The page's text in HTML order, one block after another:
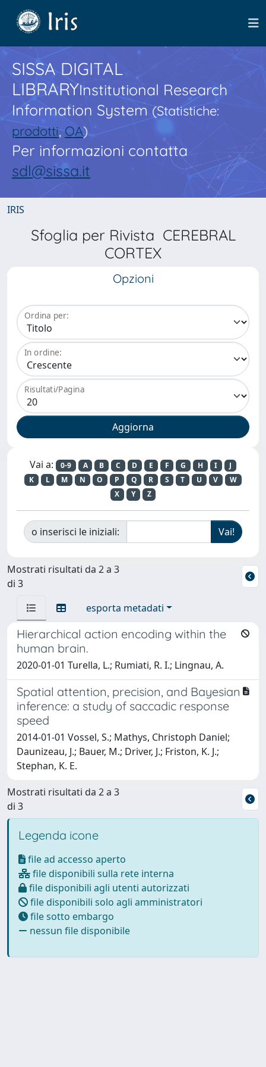
SISSA DIGITAL
LIBRARYInstitutional Research
Information System(Statistiche:
prodotti,OA)
Per informazioni contatta
sdl@sissa.it
IRIS
Sfoglia per Rivista CEREBRAL
CORTEX
Opzioni
Ordina per:
In ordine:
Risultati/Pagina
Vai a: 0-9 A B C D E F G H I
J
K
L M N O P Q R S T U V
W
X
Y Z
o inserisci le iniziali:
Mostrati risultati da 2 a 3
di 3
esporta metadati
Hierarchical action encoding within the
human brain.
2020-01-01 Turella, L.; Rumiati, R. I.; Lingnau, A.
Spatial attention, precision, and Bayesian
inference: a study of saccadic response
speed
2014-01-01 Vossel, S.; Mathys, Christoph Daniel;
Daunizeau, J.; Bauer, M.; Driver, J.; Friston, K. J.;
Stephan, K. E.
Mostrati risultati da 2 a 3
di 3
Legenda icone
file ad accesso aperto
file disponibili sulla rete interna
file disponibili agli utenti autorizzati
file disponibili solo agli amministratori
file sotto embargo
nessun file disponibile